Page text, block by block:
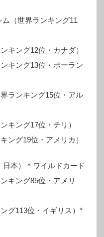
（世界ランキング11
キング12位・カナダ）
キング13位・ポーラン
ランキング15位・アル
キング17位・チリ）
ング19位・アメリカ）
日本）＊ワイルドカード
キング85位・アメリ
グ113位・イギリス）*